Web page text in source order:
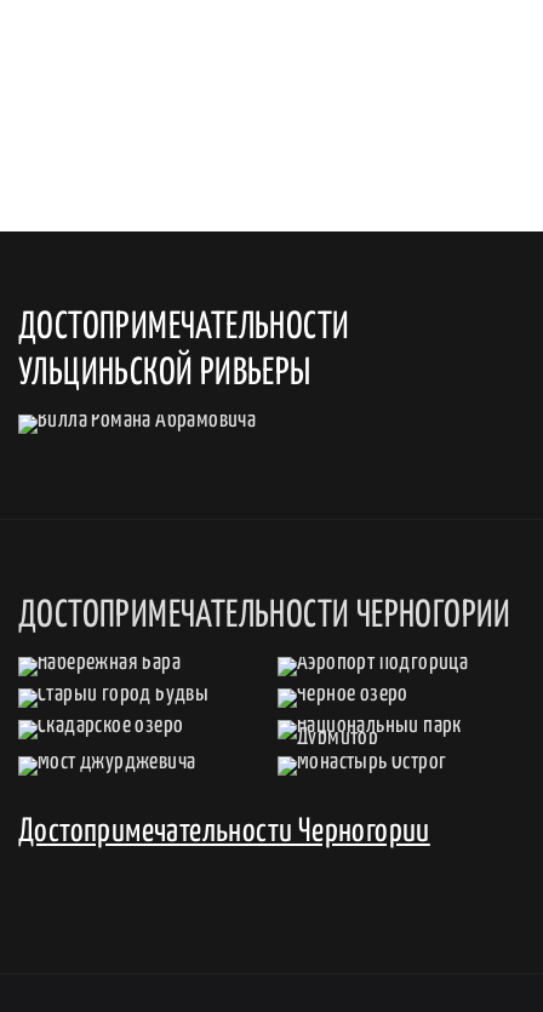
ДОСТОПРИМЕЧАТЕЛЬНОСТИ
УЛЬЦИНЬСКОЙ РИВЬЕРЫ
ДОСТОПРИМЕЧАТЕЛЬНОСТИ ЧЕРНОГОРИИ
Достопримечательности Черногории